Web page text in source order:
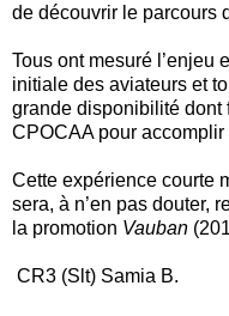
de découvrir le parcours
Tous ont mesuré l’enjeu
initiale des aviateurs et
grande disponibilité dont
CPOCAA pour accomplir
Cette expérience courte
sera, à n’en pas douter,
la promotion Vauban
CR3 (Slt) Samia B.